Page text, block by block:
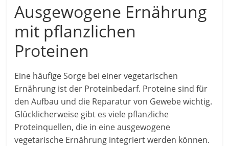
Ausgewogene Ernährung
mit pflanzlichen
Proteinen
Eine häufige Sorge bei einer vegetarischen
Ernährung ist der Proteinbedarf. Proteine sind für
den Aufbau und die Reparatur von Gewebe wichtig.
Glücklicherweise gibt es viele pflanzliche
Proteinquellen, die in eine ausgewogene
vegetarische Ernährung integriert werden können.